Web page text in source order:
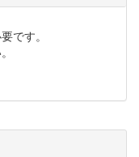
です。